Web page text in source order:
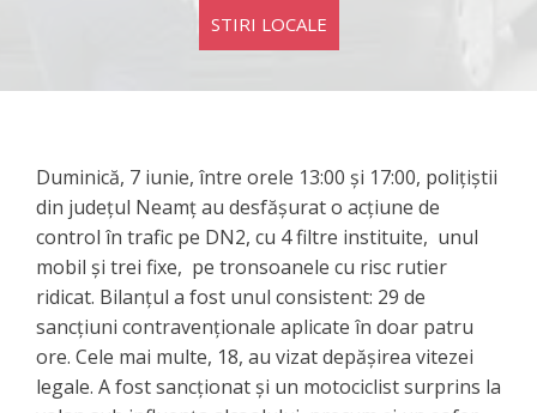
STIRI LOCALE
Duminică, 7 iunie, între orele 13:00 și 17:00, polițiștii
din județul Neamț au desfășurat o acțiune de
control în trafic pe DN2, cu 4 filtre instituite, unul
mobil și trei fixe, pe tronsoanele cu risc rutier
ridicat. Bilanțul a fost unul consistent: 29 de
sancțiuni contravenționale aplicate în doar patru
ore. Cele mai multe, 18, au vizat depășirea vitezei
legale. A fost sancționat și un motociclist surprins la